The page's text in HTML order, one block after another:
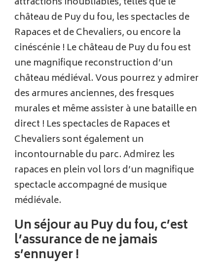
château de Puy du fou, les spectacles de
Rapaces et de Chevaliers, ou encore la
cinéscénie ! Le château de Puy du fou est
une magnifique reconstruction d’un
château médiéval. Vous pourrez y admirer
des armures anciennes, des fresques
murales et même assister à une bataille en
direct ! Les spectacles de Rapaces et
Chevaliers sont également un
incontournable du parc. Admirez les
rapaces en plein vol lors d’un magnifique
spectacle accompagné de musique
médiévale.
Un séjour au Puy du fou, c’est
l’assurance de ne jamais
s’ennuyer !